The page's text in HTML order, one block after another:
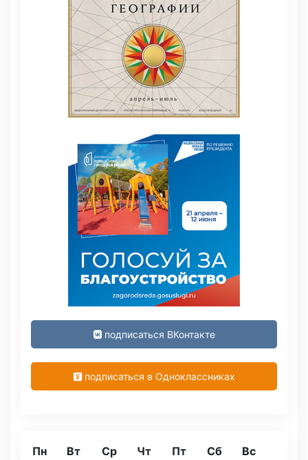
подписаться ВКонтакте
подписаться в Одноклассниках
Пн Вт Ср Чт Пт Сб Вс